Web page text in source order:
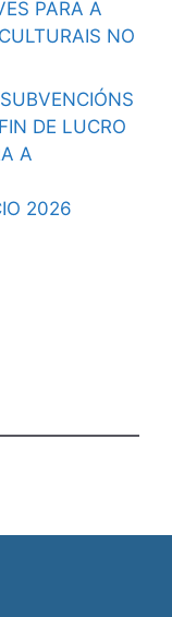
PARA A
NO
DE LUCRO
A
2026